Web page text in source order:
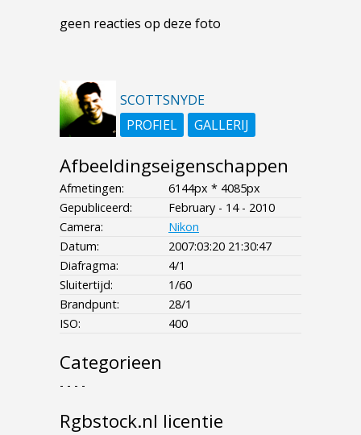
geen reacties op deze foto
SCOTTSNYDE
PROFIEL
GALLERIJ
Afbeeldingseigenschappen
Afmetingen:
6144px * 4085px
Gepubliceerd:
February - 14 - 2010
Camera:
Nikon
Datum:
2007:03:20 21:30:47
Diafragma:
4/1
Sluitertijd:
1/60
Brandpunt:
28/1
ISO:
400
Categorieen
- - - -
Rgbstock.nl licentie